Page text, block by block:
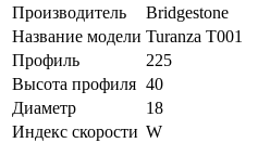
Производитель
Bridgestone
Название модели Turanza T001
Профиль
225
Высота профиля 40
Диаметр
18
Индекс скорости W